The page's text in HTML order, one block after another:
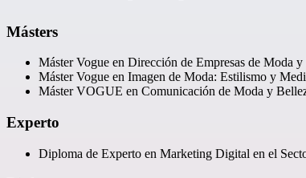
Másters
Máster Vogue en Dirección de Empresas de Moda y
Máster Vogue en Imagen de Moda: Estilismo y
Máster VOGUE en Comunicación de Moda y
Experto
Diploma de Experto en Marketing Digital en el